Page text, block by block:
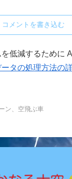
コメントを書き込む
低減するために
タの処理方法の
ン、空飛ぶ車